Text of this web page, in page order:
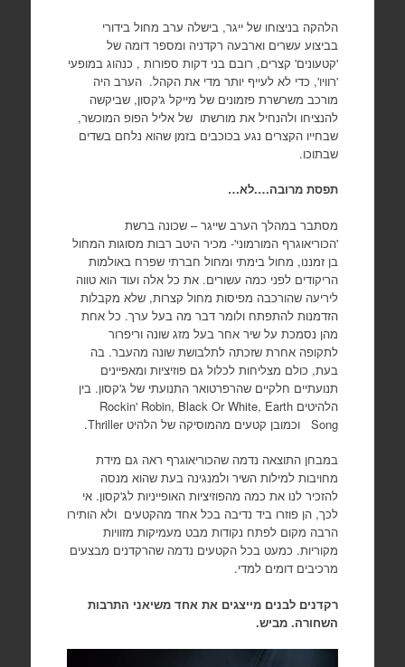
הלהקה בניצוחו של ייגר, בישלה ערב מחול בידורי
בביצוע עשרים וארבעה רקדניה ומספר דומה של
'קטעונים' קצרים, רובם בני דקות ספורות , כנהוג במופעי
'רוויו', כדי לא לעייף יותר מדי את הקהל. הערב היה
מורכב משרשרת פזמונים של מייקל ג'קסון, שביקשה
להנציחו ולהנחיל את מורשתו של אליל הפופ המוכשר,
שבחייו הקצרים נגע בכוכבים בזמן שהוא נלחם בשדים
שבתוכו.
תפסת מרובה….לא…
מסתבר במהלך הערב שייגר – שכונה ברשת
'הכוריאוגרף המורמוני'- מכיר היטב רבות מסוגות המחול
בן זמננו, מחול בימתי ומחול חברתי שפרח באולמות
הריקודים לפני כמה עשורים. את כל אלה ועוד הוא טווה
ליריעה שהורכבה מפיסות מחול קצרות, שלא מקבלות
הזדמנות להתפתח ולומר דבר מה בעל ערך. כל אחת
מהן נסמכת על שיר אחר בעל מזג שונה וריפרור
לתקופה אחרת שזכתה לתלבושת שונה מהעבר. בה
בעת, כולם מצליחות לכלול גם פוזיציות ומאפיינים
תנועתיים חלקיים שהרפרטואר התנועתי של ג'קסון. בין
הלהיטים Rockin' Robin, Black Or White, Earth
Song וכמובן קטעים מהמוסיקה של הלהיט Thriller.
במבחן התוצאה נדמה שהכוריאוגרף ראה גם מידת
מחויבות למילות השיר ולמנגינה בעת שהוא מנסה
להזכיר לנו את כמה מהפוזיציות האופייניות לג'קסון. אי
לכך, הן פוזרו ביד נדיבה בכל אחד מהקטעים ולא הותירו
הרבה מקום לפתח נקודות מבט מעמיקות מזוויות
מקוריות. כמעט בכל הקטעים נדמה שהרקדנים מבצעים
מרכיבים דומים למדי.
רקדנים לבנים מייצגים את אחד משיאני התרבות
השחורה. מביש.